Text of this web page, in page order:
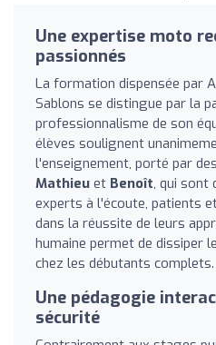
Une expertise moto
passionnés
La formation dispensée par
Sablons se distingue par la
professionnalisme de son
élèves soulignent
l'enseignement, porté par
Mathieu et Benoît, qui sont
experts à l'écoute, patients
dans la réussite de leurs
humaine permet de dissiper
chez les débutants complets.
Une pédagogie
sécurité